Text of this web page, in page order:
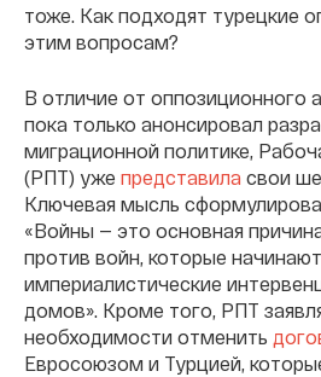
тоже. Как подходят турецкие
этим вопросам?
В отличие от оппозиционного
пока только анонсировал
миграционной политике,
(РПТ) уже представила свои
Ключевая мысль
«Войны — это основная
против войн, которые
империалистические
домов». Кроме того, РПТ
необходимости отменить
Евросоюзом и Турцией,